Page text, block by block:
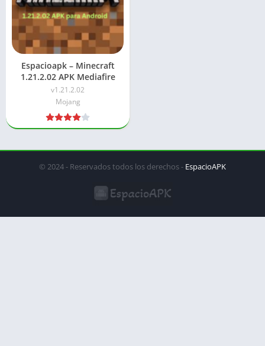
Espacioapk – Minecraft
1.21.2.02 APK Mediafire
v1.21.2.02
Mojang
© 2024 - Reservados todos los derechos - EspacioAPK